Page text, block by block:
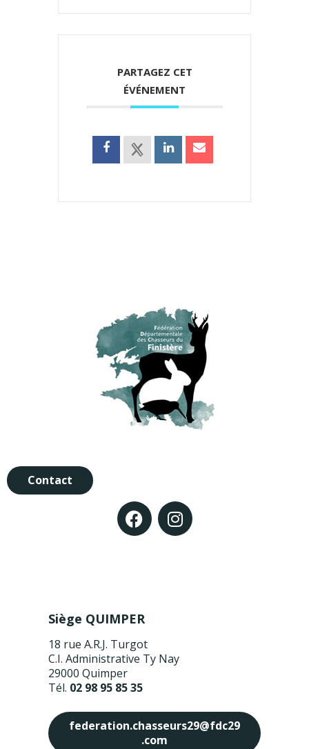
PARTAGEZ CET
ÉVÉNEMENT
Contact
Siège QUIMPER
18 rue A.R.J. Turgot
C.I. Administrative Ty Nay
29000 Quimper
Tél. 02 98 95 85 35
federation.chasseurs29@fdc29
.com